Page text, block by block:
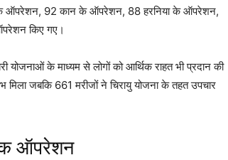
के ऑपरेशन, 92 कान के ऑपरेशन, 88 हरनिया के ऑपरेशन,
किए गए।
योजनाओं के माध्यम से लोगों को आर्थिक राहत भी प्रदान की
जबकि 661 मरीजों ने चिरायु योजना के तहत उपचार
ऑपरेशन